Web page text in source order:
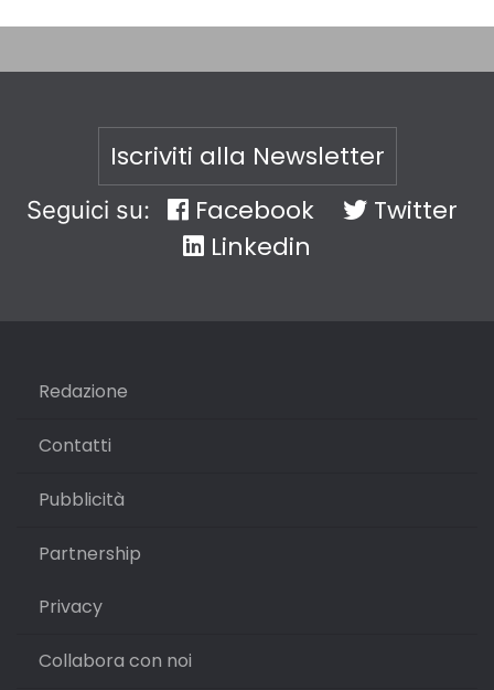
Iscriviti alla Newsletter
Seguici su: Facebook
Twitter
Linkedin
Redazione
Contatti
Pubblicità
Partnership
Privacy
Collabora con noi